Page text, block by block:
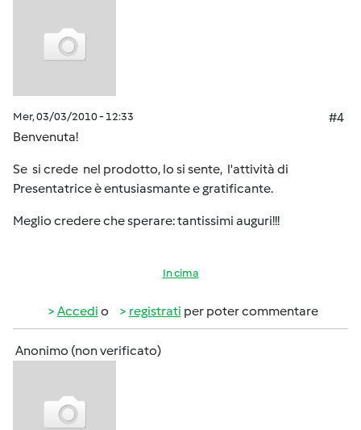
Mer, 03/03/2010 - 12:33
#4
Benvenuta!
Se si crede nel prodotto, lo si sente, l'attività di
Presentatrice è entusiasmante e gratificante.
Meglio credere che sperare: tantissimi auguri!!!
In cima
Accedi o registrati per poter commentare
Anonimo (non verificato)